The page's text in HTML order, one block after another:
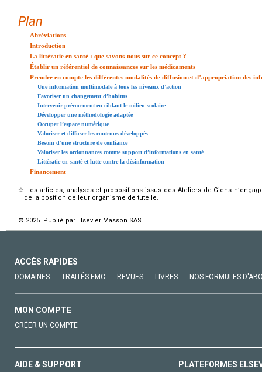
Plan
Abréviations
Introduction
La littératie en santé : que savons-nous sur ce concept ?
Établir un référentiel de connaissances sur les médicaments
Prendre en compte les différentes modalités de diffusion et d’appropriation des
Une information multimodale à tous les niveaux d’action
Favoriser un changement d’habitus
Intervenir précocement en ciblant le milieu scolaire
Développer une méthodologie adaptée
Occuper l’espace numérique
Valoriser et diffuser les contenus développés
Besoin d’une structure de confiance
Valoriser les ordonnances comme support d’informations en santé
Littératie en santé et lutte contre la désinformation
Financement
☆ Les articles, analyses et propositions issus des Ateliers de Giens
de la position de leur organisme de tutelle.
© 2025 Publié par Elsevier Masson SAS.
ACCÈS RAPIDES
DOMAINES TRAITÉS EMC REVUES LIVRES NOS FORMULES
MON COMPTE
CRÉER UN COMPTE
AIDE & SUPPORT PLATEFORMES